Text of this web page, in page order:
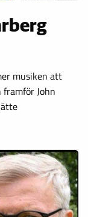
musiken att
John